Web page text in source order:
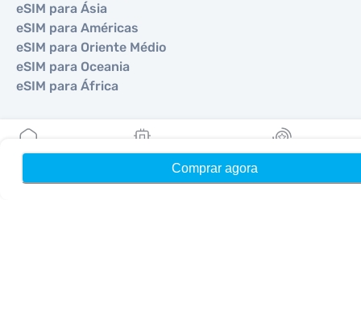
Comprar agora
eSIM para Ásia
eSIM para Américas
eSIM para Oriente Médio
eSIM para Oceania
eSIM para África
Países
Meus eSIMs Recompensas